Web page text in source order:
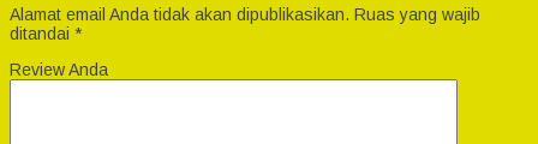
Alamat email Anda tidak akan dipublikasikan. Ruas yang wajib
ditandai *
Review Anda